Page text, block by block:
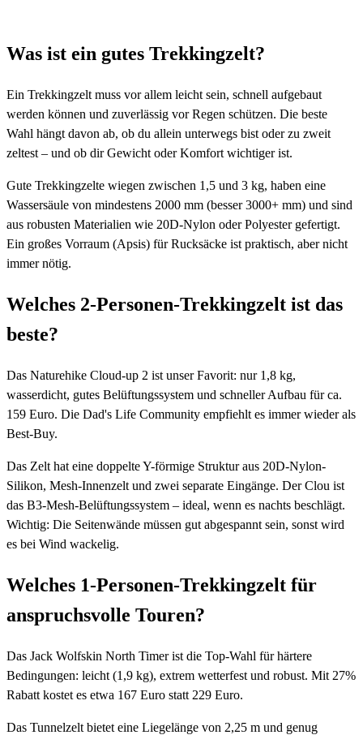
Was ist ein gutes Trekkingzelt?
Ein Trekkingzelt muss vor allem leicht sein, schnell aufgebaut
werden können und zuverlässig vor Regen schützen. Die beste
Wahl hängt davon ab, ob du allein unterwegs bist oder zu zweit
zeltest – und ob dir Gewicht oder Komfort wichtiger ist.
Gute Trekkingzelte wiegen zwischen 1,5 und 3 kg, haben eine
Wassersäule von mindestens 2000 mm (besser 3000+ mm) und sind
aus robusten Materialien wie 20D-Nylon oder Polyester gefertigt.
Ein großes Vorraum (Apsis) für Rucksäcke ist praktisch, aber nicht
immer nötig.
Welches 2-Personen-Trekkingzelt ist das
beste?
Das Naturehike Cloud-up 2 ist unser Favorit: nur 1,8 kg,
wasserdicht, gutes Belüftungssystem und schneller Aufbau für ca.
159 Euro. Die Dad's Life Community empfiehlt es immer wieder als
Best-Buy.
Das Zelt hat eine doppelte Y-förmige Struktur aus 20D-Nylon-
Silikon, Mesh-Innenzelt und zwei separate Eingänge. Der Clou ist
das B3-Mesh-Belüftungssystem – ideal, wenn es nachts beschlägt.
Wichtig: Die Seitenwände müssen gut abgespannt sein, sonst wird
es bei Wind wackelig.
Welches 1-Personen-Trekkingzelt für
anspruchsvolle Touren?
Das Jack Wolfskin North Timer ist die Top-Wahl für härtere
Bedingungen: leicht (1,9 kg), extrem wetterfest und robust. Mit 27%
Rabatt kostet es etwa 167 Euro statt 229 Euro.
Das Tunnelzelt bietet eine Liegelänge von 2,25 m und genug